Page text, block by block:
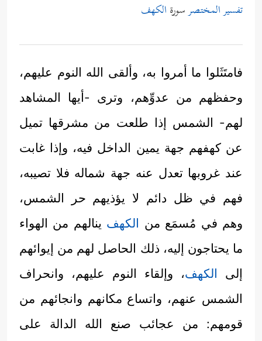
تفسير المختصرسورة الكهف
فامتَثَلوا ما أمروا به، وألقى الله النوم عليهم،
وحفظهم من عدوِّهم، وترى -أيها المشاهد
لهم- الشمس إذا طلعت من مشرقها تميل
عن كهفهم جهة يمين الداخل فيه، وإذا غابت
عند غروبها تعدل عنه جهة شماله فلا تصيبه،
فهم في ظل دائم لا يؤذيهم حر الشمس،
وهم في مُسمَع من الكهف ينالهم من الهواء
ما يحتاجون إليه، ذلك الحاصل لهم من إيوائهم
إلى الكهف، وإلقاء النوم عليهم، وانحراف
الشمس عنهم، واتساع مكانهم وانجائهم من
قومهم: من عجائب صنع الله الدالة على